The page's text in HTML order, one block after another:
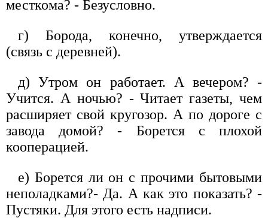
месткома? - Безусловно.
г) Борода, конечно, утверждается
(связь с деревней).
д) Утром он работает. А вечером? -
Учится. А ночью? - Читает газеты, чем
расширяет свой кругозор. А по дороге с
завода домой? - Борется с плохой
кооперацией.
е) Борется ли он с прочими бытовыми
неполадками?- Да. А как это показать? -
Пустяки. Для этого есть надписи.